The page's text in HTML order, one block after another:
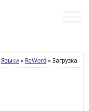
Языки » ReWord»Загрузка